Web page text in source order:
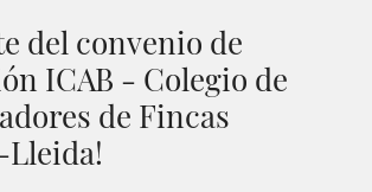
del convenio de
ICAB - Colegio de
de Fincas